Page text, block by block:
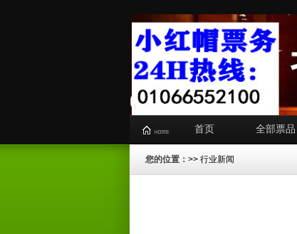
首页 全部票品
您的位置： >> 行业新闻